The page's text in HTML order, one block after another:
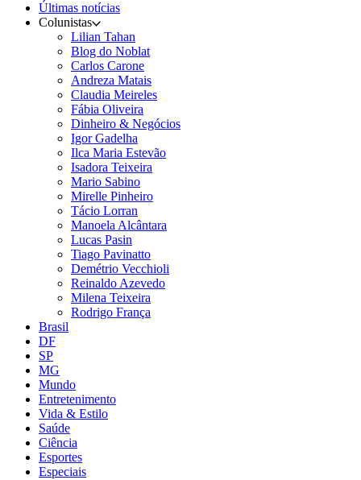
Últimas notícias
Colunistas
Lilian Tahan
Blog do Noblat
Carlos Carone
Andreza Matais
Claudia Meireles
Fábia Oliveira
Dinheiro & Negócios
Igor Gadelha
Ilca Maria Estevão
Isadora Teixeira
Mario Sabino
Mirelle Pinheiro
Tácio Lorran
Manoela Alcântara
Lucas Pasin
Tiago Pavinatto
Demétrio Vecchioli
Reinaldo Azevedo
Milena Teixeira
Rodrigo França
Brasil
DF
SP
MG
Mundo
Entretenimento
Vida & Estilo
Saúde
Ciência
Esportes
Especiais